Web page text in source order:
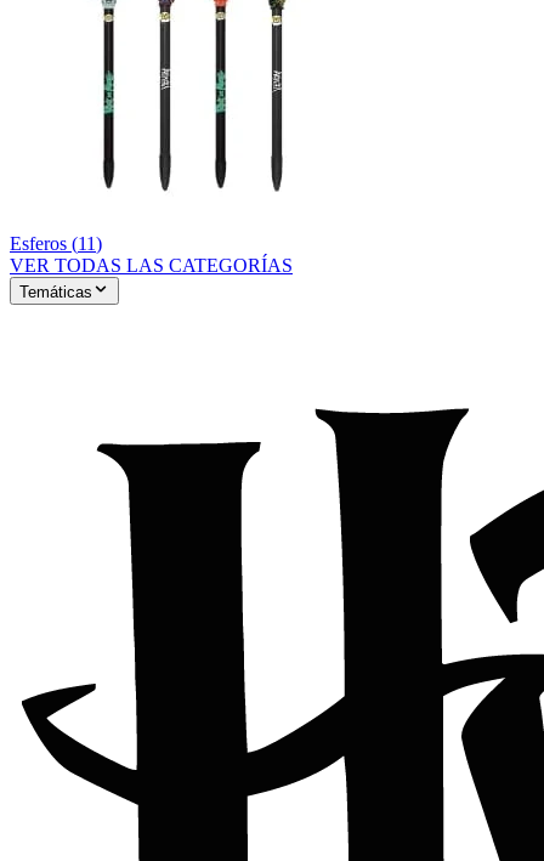
Esferos (11)
VER TODAS LAS CATEGORÍAS
Temáticas